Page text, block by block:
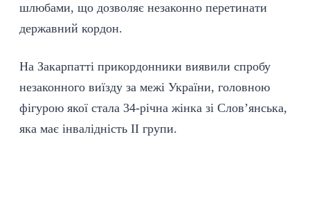
шлюбами, що дозволяє незаконно перетинати
державний кордон.
На Закарпатті прикордонники виявили спробу
незаконного виїзду за межі України, головною
фігурою якої стала 34-річна жінка зі Слов’янська,
яка має інвалідність ІІ групи.